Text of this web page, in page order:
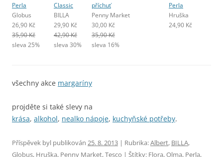
Perla
Globus
26,90 Kč
35,90 Kč
sleva 25%
Classic
BILLA
29,90 Kč
42,90 Kč
sleva 30%
příchuť
Penny Market
30,00 Kč
35,90 Kč
sleva 16%
Perla
Hruška
24,90 Kč
všechny akce margaríny
projděte si také slevy na
krása, alkohol, nealko nápoje, kuchyňské potřeby.
Příspěvek byl publikován 25. 8. 2013 | Rubrika:Albert, BILLA,
Globus, Hruška, Penny Market,Tesco | Štítky: Flora,Olma, Perla,